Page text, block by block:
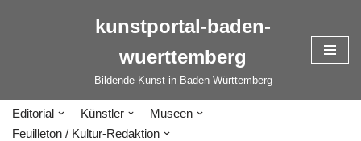
kunstportal-baden-
wuerttemberg
Bildende Kunst in Baden-Württemberg
Editorial Künstler
Museen
Feuilleton / Kultur-Redaktion